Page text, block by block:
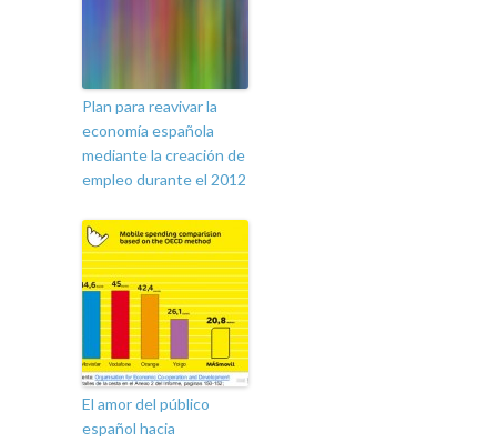
Plan para reavivar la
economía española
mediante la creación de
empleo durante el 2012
El amor del público
español hacia